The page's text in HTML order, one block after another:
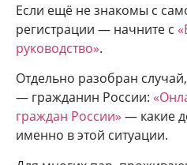
Если ещё не знакомы с
регистрации — начните с
руководство».
Отдельно разобран
— гражданин России:
граждан России» — какие
именно в этой ситуации.